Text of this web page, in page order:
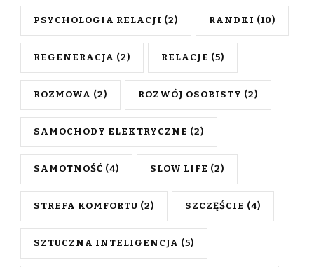
PSYCHOLOGIA RELACJI (2) RANDKI (10)
REGENERACJA (2) RELACJE (5)
ROZMOWA (2) ROZWÓJ OSOBISTY (2)
SAMOCHODY ELEKTRYCZNE (2)
SAMOTNOŚĆ (4) SLOW LIFE (2)
STREFA KOMFORTU (2) SZCZĘŚCIE (4)
SZTUCZNA INTELIGENCJA (5)